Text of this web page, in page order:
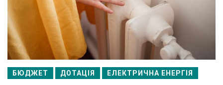
БЮДЖЕТ ДОТАЦІЯ ЕЛЕКТРИЧНА ЕНЕРГІЯ